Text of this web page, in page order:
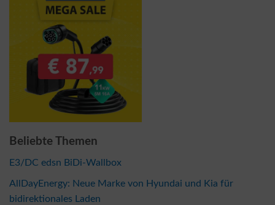
Beliebte Themen
E3/DC edsn BiDi-Wallbox
AllDayEnergy: Neue Marke von Hyundai und Kia für
bidirektionales Laden